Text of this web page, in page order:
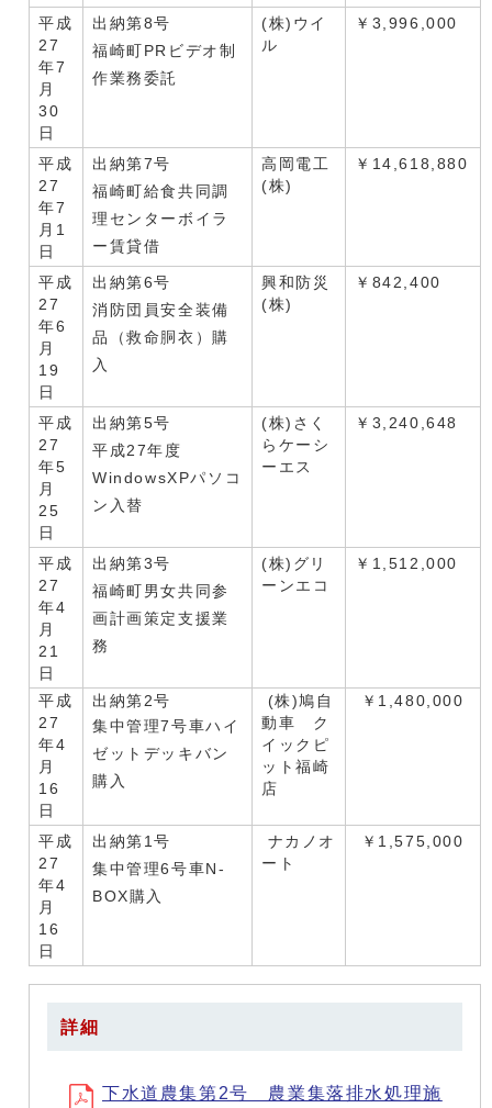
平成
27
年7
月
30
日
出納第8号
福崎町PRビデオ制
作業務委託
(株)ウイ
ル
￥3,996,000
平成
27
年7
月1
日
出納第7号
福崎町給食共同調
理センターボイラ
ー賃貸借
高岡電工
(株)
￥14,618,880
平成
27
年6
月
19
日
出納第6号
消防団員安全装備
品（救命胴衣）購
入
興和防災
(株)
￥842,400
平成
27
年5
月
25
日
出納第5号
平成27年度
WindowsXPパソコ
ン入替
(株)さく
らケーシ
ーエス
￥3,240,648
平成
27
年4
月
21
日
出納第3号
福崎町男女共同参
画計画策定支援業
務
(株)グリ
ーンエコ
￥1,512,000
平成
27
年4
月
16
日
出納第2号
集中管理7号車ハイ
ゼットデッキバン
購入
(株)鳩自
動車 ク
イックピ
ット福崎
店
￥1,480,000
平成
27
年4
月
16
日
出納第1号
集中管理6号車N-
BOX購入
ナカノオ
ート
￥1,575,000
詳細
下水道農集第2号 農業集落排水処理施